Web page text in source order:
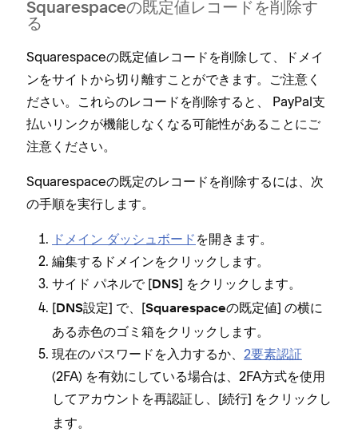
Squarespaceの既定値レコ⁠ードを削除す
る
Squarespaceの既定値レコ⁠ードを削除して⁠、ドメイ
ンをサイトから切り離すことができます⁠。ご注意く
ださい⁠。これらのレコ⁠ードを削除すると⁠、 PayPal支
払いリンクが機能しなくなる可能性があることにご
注意ください⁠。
Squarespaceの既定のレコ⁠ードを削除するには⁠、次
の手順を実行します⁠。
ドメイン ダ⁠ッシ⁠ュボ⁠ード を開きます⁠。
編集するドメインをクリ⁠ックします⁠。
サイド パネルで [⁠DNS⁠] をクリ⁠ックします⁠。
[⁠DNS設定⁠] で⁠、[⁠Squarespaceの既定値⁠] の横に
ある赤色のゴミ箱をクリ⁠ックします⁠。
現在のパスワ⁠ードを入力するか⁠、 2要素認証
(⁠2FA⁠) を有効にしている場合は⁠、2FA方式を使用
してアカウントを再認証し⁠、[⁠続行⁠] をクリ⁠ックし
ます⁠。